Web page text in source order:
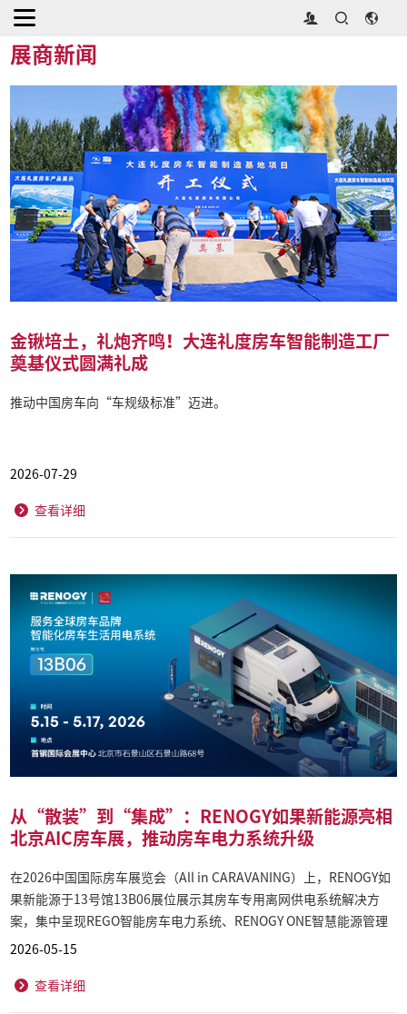
首页
展商新闻
金锹培土，礼炮齐鸣！大连礼度房车智能制造工厂
奠基仪式圆满礼成
推动中国房车向“车规级标准”迈进。
2026-07-29
查看详细
从“散装”到“集成”：RENOGY如果新能源亮相
北京AIC房车展，推动房车电力系统升级
在2026中国国际房车展览会（All in CARAVANING）上，RENOGY如
果新能源于13号馆13B06展位展示其房车专用离网供电系统解决方
案，集中呈现REGO智能房车电力系统、RENOGY ONE智慧能源管理
系统及RANGER漫游者系列一体机等核心产品。 针对传统房车电力系
度集成化设计，为房车制造商、改装厂及终端用户提供更高效、更标
2026-05-15
查看详细